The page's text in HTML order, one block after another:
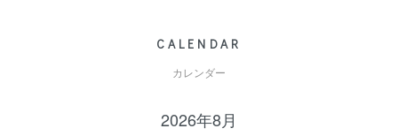
CALENDAR
カレンダー
2026年8月